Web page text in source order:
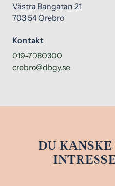
Västra Bangatan 21
703 54 Örebro
Kontakt
019-7080300
orebro@dbgy.se
DU KANSKE